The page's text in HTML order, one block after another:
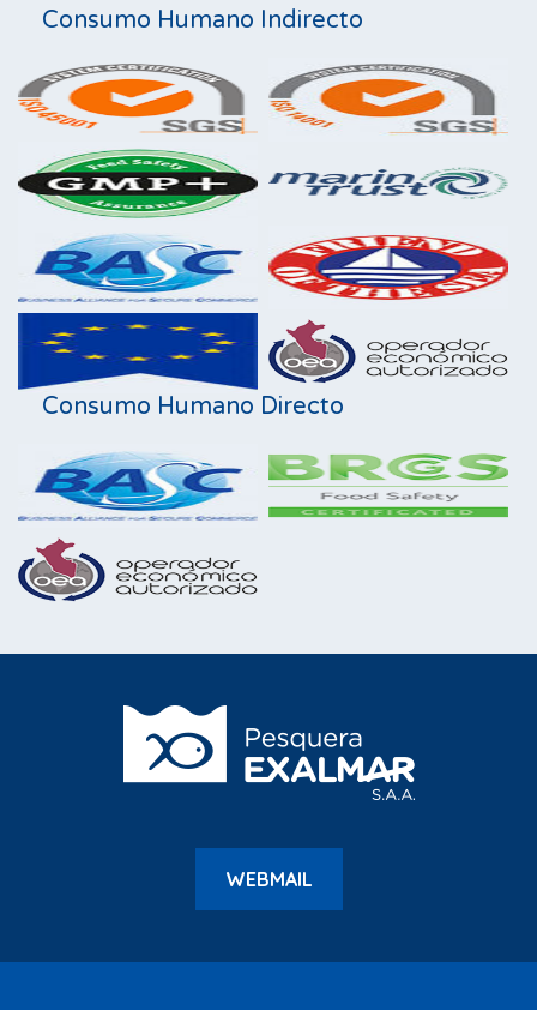
Consumo Humano Indirecto
Consumo Humano Directo
WEBMAIL